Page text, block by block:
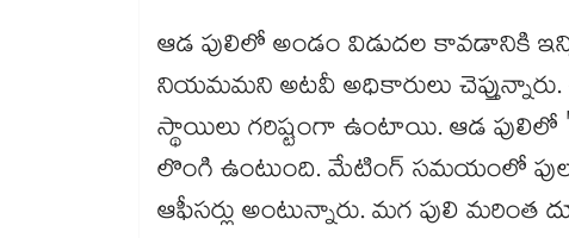
ఆడ పులిలో అండం విడుదల కావడానికి
నియమమని అటవీ అధికారులు
స్థాయిలు గరిష్టంగా ఉంటాయి. ఆడ పులిలో
లొంగి ఉంటుంది. మేటింగ్ సమయంలో
ఆఫీసర్లు అంటున్నారు. మగ పులి మరింత